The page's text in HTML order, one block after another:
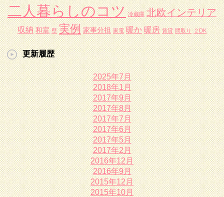
二人暮らしのコツ 冷蔵庫 北欧インテリア
収納 和室 壁 実例 家事分担 家電 暖か 暖房 賃貸 間取り ２DK
更新履歴
2025年7月
2018年1月
2017年9月
2017年8月
2017年7月
2017年6月
2017年5月
2017年2月
2016年12月
2016年9月
2015年12月
2015年10月